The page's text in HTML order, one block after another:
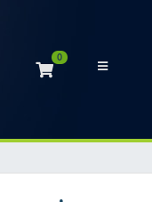
0
Votre panier